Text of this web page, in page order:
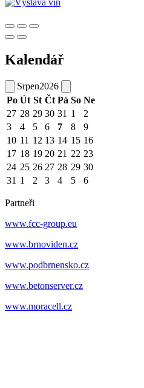
Kalendář
Srpen2026
Po Út St Čt Pá So Ne
27 28 29 30 31 1
2
3
4 5 6 7 8
9
10 11 12 13 14 15 16
17 18 19 20 21 22 23
24 25 26 27 28 29 30
31 1 2 3 4 5 6
Partneři
www.fcc-group.eu
www.brnoviden.cz
www.podbrnensko.cz
www.betonserver.cz
www.moracell.cz